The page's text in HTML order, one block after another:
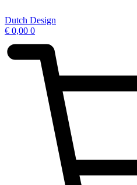
naar
de
Dutch Design
€ 0,00 0